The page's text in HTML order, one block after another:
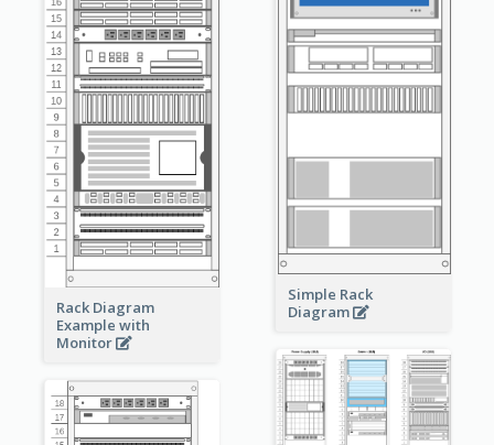
Rack Diagram
Example with
Monitor
Simple Rack
Diagram